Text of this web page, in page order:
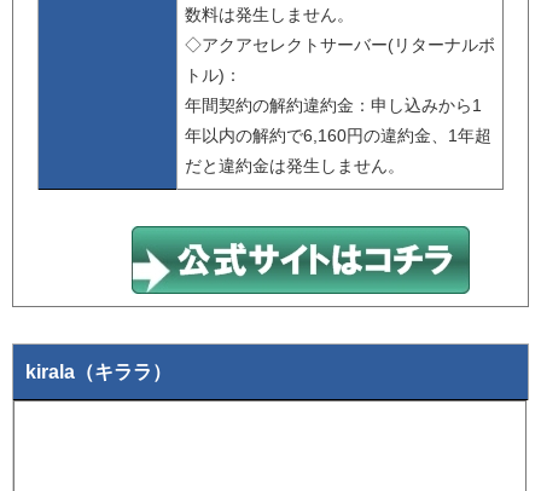
数料は発生しません。
◇アクアセレクトサーバー(リターナルボ
トル)：
年間契約の解約違約金：申し込みから1
年以内の解約で6,160円の違約金、1年超
だと違約金は発生しません。
kirala（キララ）